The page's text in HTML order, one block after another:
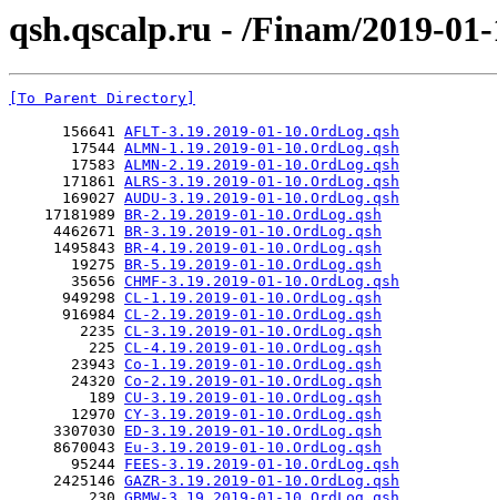
qsh.qscalp.ru - /Finam/2019-
[To Parent Directory]
      156641
AFLT-3.19.2019-01-10.OrdLog.qsh
       17544
ALMN-1.19.2019-01-10.OrdLog.qsh
       17583
ALMN-2.19.2019-01-10.OrdLog.qsh
      171861
ALRS-3.19.2019-01-10.OrdLog.qsh
      169027
AUDU-3.19.2019-01-10.OrdLog.qsh
    17181989
BR-2.19.2019-01-10.OrdLog.qsh
     4462671
BR-3.19.2019-01-10.OrdLog.qsh
     1495843
BR-4.19.2019-01-10.OrdLog.qsh
       19275
BR-5.19.2019-01-10.OrdLog.qsh
       35656
CHMF-3.19.2019-01-10.OrdLog.qsh
      949298
CL-1.19.2019-01-10.OrdLog.qsh
      916984
CL-2.19.2019-01-10.OrdLog.qsh
        2235
CL-3.19.2019-01-10.OrdLog.qsh
         225
CL-4.19.2019-01-10.OrdLog.qsh
       23943
Co-1.19.2019-01-10.OrdLog.qsh
       24320
Co-2.19.2019-01-10.OrdLog.qsh
         189
CU-3.19.2019-01-10.OrdLog.qsh
       12970
CY-3.19.2019-01-10.OrdLog.qsh
     3307030
ED-3.19.2019-01-10.OrdLog.qsh
     8670043
Eu-3.19.2019-01-10.OrdLog.qsh
       95244
FEES-3.19.2019-01-10.OrdLog.qsh
     2425146
GAZR-3.19.2019-01-10.OrdLog.qsh